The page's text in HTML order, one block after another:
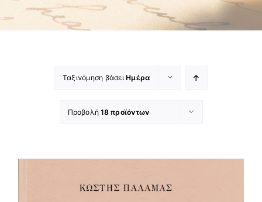
Ταξινόμηση βάσειΗμέρα
Προβολή18 προϊόντων